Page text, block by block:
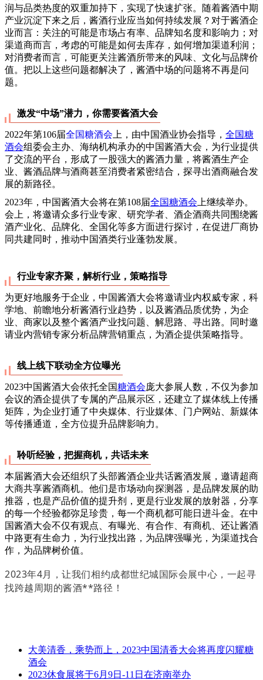
润与品类热度的双重加持下，实现了快速扩张。随着酱酒中期
产业沉淀下来之后，酱酒行业应当如何持续发展？对于酱酒企
业而言：关注的可能是市场占有率、品牌知名度和影响力；对
渠道商而言，考虑的可能是如何去库存，如何增加渠道利润；
对消费者而言，可能更关注酱酒所带来的风味、文化与品牌价
值。把以上这些问题都解决了，酱酒中场的问题将不再是问
题。
激发“中场”潜力，你需要酱酒大会
2022年第106届全国糖酒会 上，由中国酒业协会指导， 全国糖
酒会组委会主办、海纳机构承办的中国酱酒大会，为行业提供
了交流的平台，形成了一股强大的酱酒力量，将酱酒生产企
业、酱酒品牌与酒商甚至消费者紧密结合，探寻出酒商融合发
展的新路径。
2023年，中国酱酒大会将在第108届全国糖酒会 上继续举办。
会上，将邀请众多行业专家、研究学者、酒企酒商共同围绕酱
酒产业化、品牌化、全国化等多方面进行探讨，在促进厂商协
同共建同时，推动中国酒类行业蓬勃发展。
行业专家齐聚，解析行业，策略指导
为更好地服务于企业，中国酱酒大会将邀请业内权威专家，科
学地、前瞻地分析酱酒行业趋势，以及酱酒品质优势，为企
业、商家以及整个酱酒产业找问题、解思路、寻出路。同时邀
请业内营销专家分析品牌营销重点，为酒企提供策略指导。
线上线下联动全方位曝光
2023中国酱酒大会依托全国糖酒会庞大参展人数，不仅为参加
会议的酒企提供了专属的产品展示区，还建立了媒体线上传播
矩阵，为企业打通了中央媒体、行业媒体、门户网站、新媒体
等传播通道，全方位提升品牌影响力。
聆听经验，把握商机，共话未来
本届酱酒大会还组织了头部酱酒企业共话酱酒发展，邀请超商
大商共享酱酒商机。他们是市场动向探测器，是品牌发展的助
推器，也是产品价值的提升剂，更是行业发展的放射器，分享
的每一个经验都弥足珍贵，每一个商机都可能日进斗金。在中
国酱酒大会不仅有观点、有曝光、有合作、有商机、还让酱酒
中路更有生命力，为行业找出路，为品牌强曝光，为渠道找合
作，为品牌树价值。
2023年4月，让我们相约成都世纪城国际会展中心，一起寻
找跨越周期的酱酒**路径！
大美清香，乘势而上，2023中国清香大会将再度闪耀糖
酒会
2023休食展将于6月9日-11日在济南举办